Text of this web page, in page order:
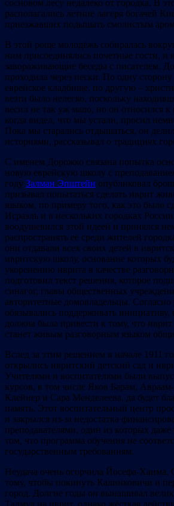
сосновом лесу недалеко от городка. В
располагались летние лагеря богачей
приезжавших подышать смолистым
В этой роще молодёжь собиралась
ним присоединялись почетные гости, и
завораживающие беседы с писателем.
проходила через пески. По одну
еврейское кладбище, по другую –
везти было нелегко, поскольку
весил не так уж мало, но он относился
когда видел, что мы устали, просил
Пока мы старались отдышаться, он
историями, рассказывал о традициях
С именем Дорожко связана попытка
новую еврейскую школу с
году Залман Эпштейн опубликовал
призывал попытаться сделать иврит
языком, по примеру того, как это было
Исраэль и в нескольких городках
воодушевился этой идеей и принялся
распространять её среди жителей
они отдавали всех своих детей в
ивритскую школу, основание которых
укоренению иврита в качестве
подготовил текст решения, которое
синагог, главы общественных
авторитетные домовладельцы.
обязывались поддерживать инициативу,
должна была привести к тому, что
станет живым разговорным языком
Вслед за этим решением в начале 1911
открылись ивритский детский сад и
Учителями и воспитателями были
курсов, в том числе Яков Барам,
Клейнер и Сара Менделеева, да будет
память. Этот воспитательный центр
и закрылся из-за недостатка
преподавателями, один из которых
том, что программа обучения не
государственным требованиям.
Неудача очень огорчила Йосефа-Хаима.
тому, чтобы покинуть Калинковичи и
город. Долгие годы он вынашивал